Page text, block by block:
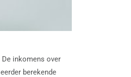
inkomens over
berekende